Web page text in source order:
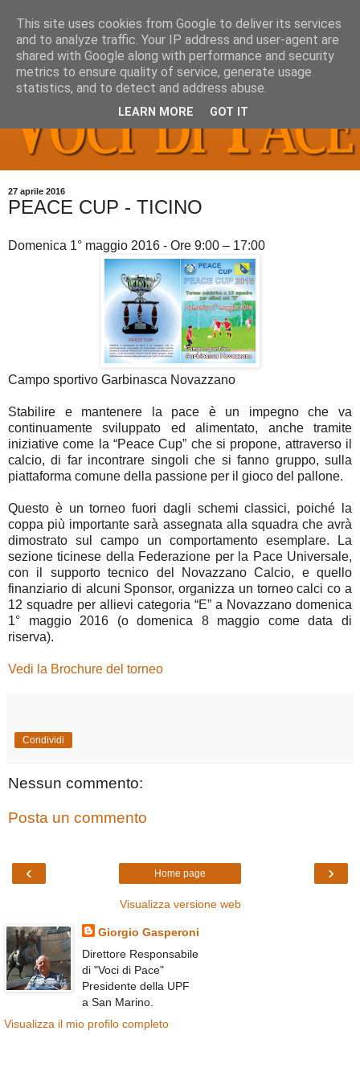
27 aprile 2016
PEACE CUP - TICINO
Domenica 1° maggio 2016 - Ore 9:00 – 17:00
Campo sportivo Garbinasca Novazzano
Stabilire e mantenere la pace è un impegno che va
continuamente sviluppato ed alimentato, anche tramite
iniziative come la “Peace Cup” che si propone, attraverso il
calcio, di far incontrare singoli che si fanno gruppo, sulla
piattaforma comune della passione per il gioco del pallone.
Questo è un torneo fuori dagli schemi classici, poiché la
coppa più importante sarà assegnata alla squadra che avrà
dimostrato sul campo un comportamento esemplare. La
sezione ticinese della Federazione per la Pace Universale,
con il supporto tecnico del Novazzano Calcio, e quello
finanziario di alcuni Sponsor, organizza un torneo calci co a
12 squadre per allievi categoria “E” a Novazzano domenica
1° maggio 2016 (o domenica 8 maggio come data di
riserva).
Vedi la Brochure del torneo
Condividi
Nessun commento:
Posta un commento
‹ ›
Home page
Visualizza versione web
Giorgio Gasperoni
Direttore Responsabile
di "Voci di Pace"
Presidente della UPF
a San Marino.
Visualizza il mio profilo completo
This site uses cookies from Google to deliver its services
and to analyze traffic. Your IP address and user-agent are
shared with Google along with performance and security
metrics to ensure quality of service, generate usage
statistics, and to detect and address abuse.
LEARN MORE GOT IT